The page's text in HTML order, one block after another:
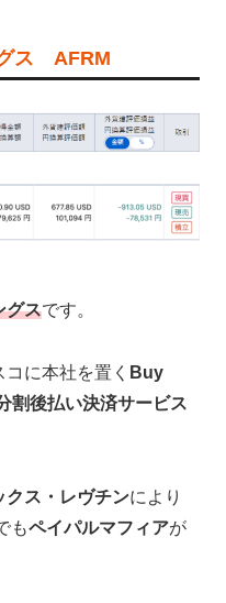
ス AFRM
グスです。
に本社を置く Buy
割後払い決済サービス
クス・レヴチンにより
もペイパルマフィアが